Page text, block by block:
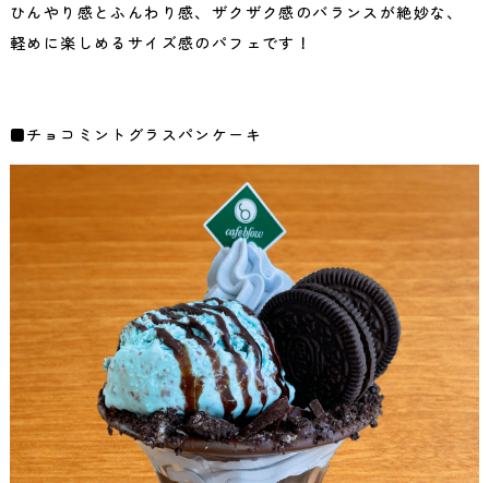
ひんやり感とふんわり感、ザクザク感のバランスが絶妙な、
軽めに楽しめるサイズ感のパフェです！
■チョコミントグラスパンケーキ